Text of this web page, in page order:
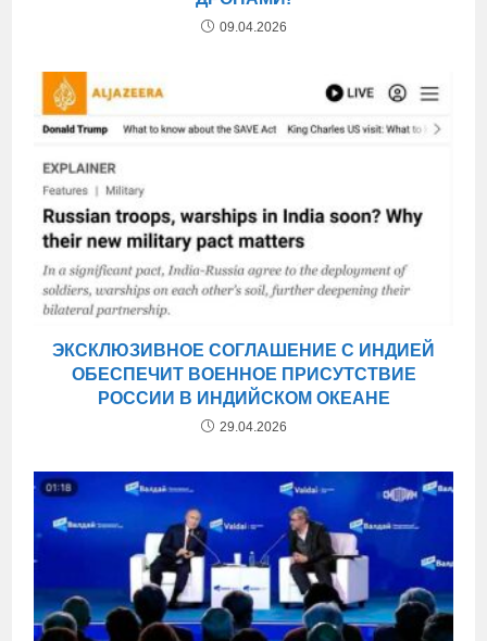
09.04.2026
ЭКСКЛЮЗИВНОЕ СОГЛАШЕНИЕ С ИНДИЕЙ
ОБЕСПЕЧИТ ВОЕННОЕ ПРИСУТСТВИЕ
РОССИИ В ИНДИЙСКОМ ОКЕАНЕ
29.04.2026